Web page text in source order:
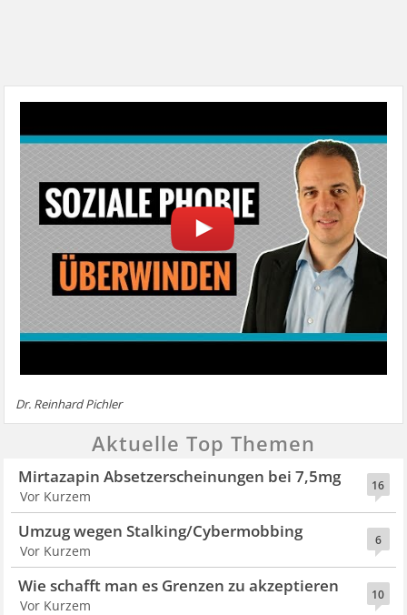
Dr. Reinhard Pichler
Aktuelle Top Themen
16
Mirtazapin Absetzerscheinungen bei 7,5mg
Vor Kurzem
6
Umzug wegen Stalking/Cybermobbing
Vor Kurzem
10
Wie schafft man es Grenzen zu akzeptieren
Vor Kurzem